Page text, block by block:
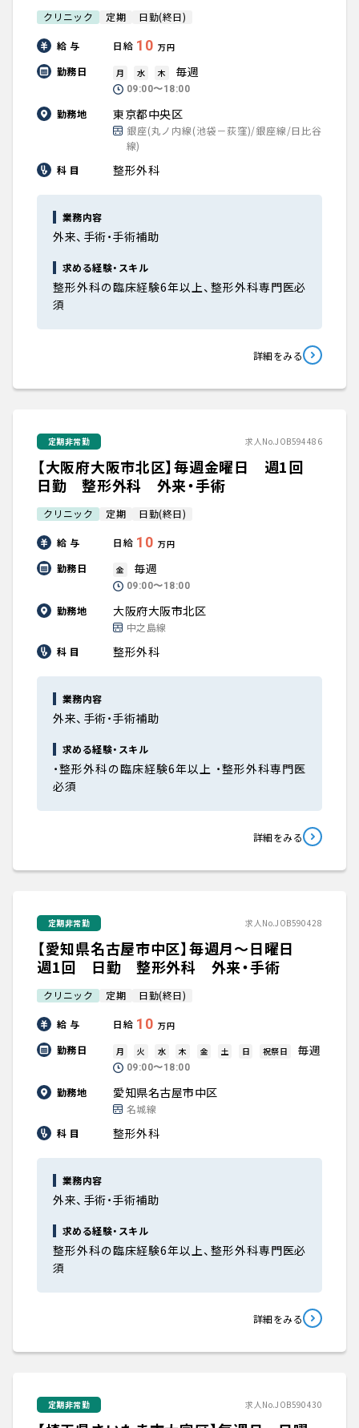
クリニック 定期 日勤(終日)
給 与 日給 10 万円
勤務日 月 水 木 毎週
09:00〜18:00
勤務地 東京都中央区
銀座(丸ノ内線(池袋－荻窪)/銀座線/日比谷
線)
科 目
整形外科
業務内容
外来、手術・手術補助
求める経験・スキル
整形外科の臨床経験6年以上、整形外科専門医必
須
詳細をみる
定期非常勤 求人No.JOB594486
【大阪府大阪市北区】毎週金曜日 週1回
日勤 整形外科 外来・手術
クリニック 定期 日勤(終日)
給 与 日給 10 万円
勤務日 金 毎週
09:00〜18:00
勤務地 大阪府大阪市北区
中之島線
科 目
整形外科
業務内容
外来、手術・手術補助
求める経験・スキル
・整形外科の臨床経験6年以上 ・整形外科専門医
必須
詳細をみる
定期非常勤 求人No.JOB590428
【愛知県名古屋市中区】毎週月～日曜日
週1回 日勤 整形外科 外来・手術
クリニック 定期 日勤(終日)
給 与 日給 10 万円
勤務日 月 火 水 木 金 土 日 祝祭日 毎週
09:00〜18:00
勤務地 愛知県名古屋市中区
名城線
科 目
整形外科
業務内容
外来、手術・手術補助
求める経験・スキル
整形外科の臨床経験6年以上、整形外科専門医必
須
詳細をみる
定期非常勤 求人No.JOB590430